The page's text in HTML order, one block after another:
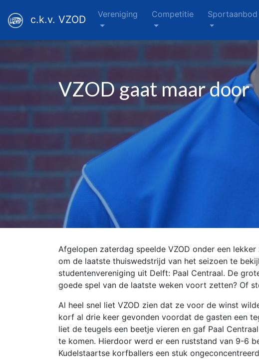
c.k.v. VZOD Vereniging Competitie Sportaanbod
VZOD gaat maar door
Afgelopen zaterdag speelde VZOD onder een
om de laatste thuiswedstrijd van het seizoen te
studentenvereniging uit Delft: Paal Centraal. De
goede spel van de laatste weken voort zetten? Of
Al heel snel liet VZOD zien dat ze voor de winst
korf al drie keer gevonden voordat de gasten een
liet de teugels een beetje vieren en gaf Paal
te komen. Hierdoor werd er een ruststand van 9-6
Kudelstaartse korfballers een stuk